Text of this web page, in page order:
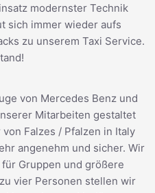
modernster Technik
sich immer wieder aufs
zu unserem Taxi Service.
von Mercedes Benz und
Mitarbeiten gestaltet
Falzes / Pfalzen in Italy
angenehm und sicher. Wir
Gruppen und größere
vier Personen stellen wir